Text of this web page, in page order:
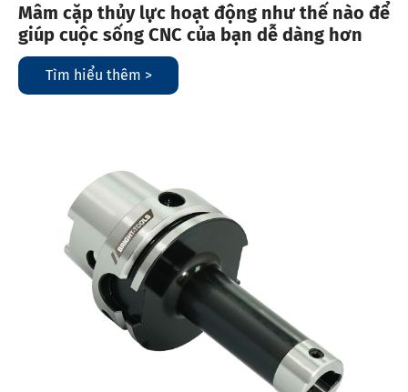
Mâm cặp thủy lực hoạt động như thế nào để
giúp cuộc sống CNC của bạn dễ dàng hơn
Tìm hiểu thêm >